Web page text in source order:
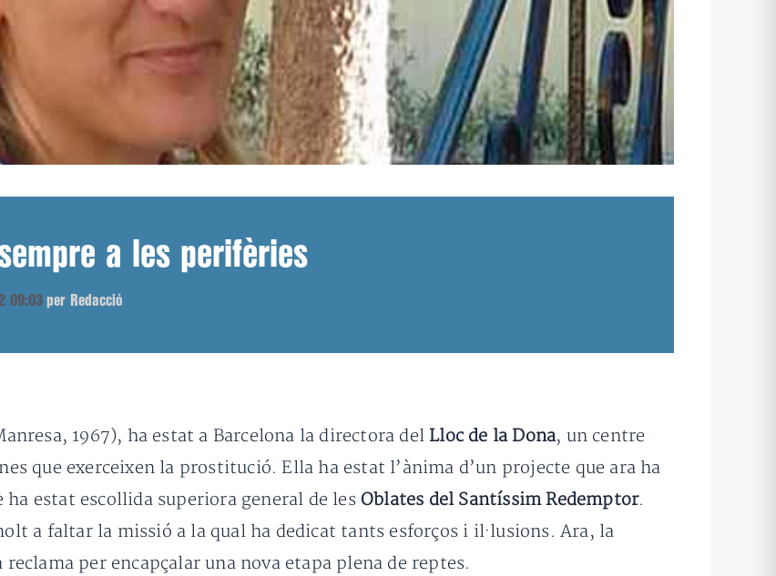
a les perifèries
09:03 per Redacció
1967), ha estat a Barcelona la directora del Lloc de la Dona, un centre
que exerceixen la prostitució. Ella ha estat l’ànima d’un projecte que ara ha
estat escollida superiora general de lesOblates del Santíssim Redemptor.
a faltar la missió a la qual ha dedicat tants esforços i il·lusions. Ara, la
per encapçalar una nova etapa plena de reptes.